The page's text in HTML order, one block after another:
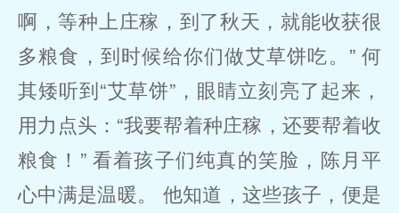
啊，等种上庄稼，到了秋天，就能收获很
多粮食，到时候给你们做艾草饼吃。” 何
其矮听到“艾草饼”，眼睛立刻亮了起来，
用力点头：“我要帮着种庄稼，还要帮着收
粮食！” 看着孩子们纯真的笑脸，陈月平
心中满是温暖。 他知道，这些孩子，便是